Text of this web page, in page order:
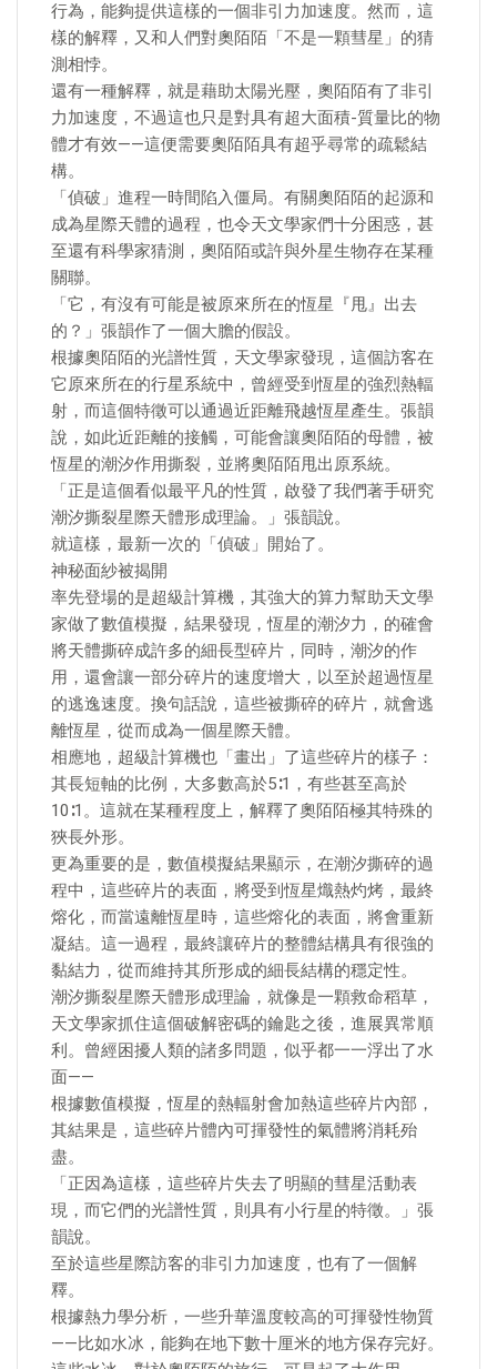
行為，能夠提供這樣的一個非引力加速度。然而，這
樣的解釋，又和人們對奧陌陌「不是一顆彗星」的猜
測相悖。
還有一種解釋，就是藉助太陽光壓，奧陌陌有了非引
力加速度，不過這也只是對具有超大面積-質量比的物
體才有效——這便需要奧陌陌具有超乎尋常的疏鬆結
構。
「偵破」進程一時間陷入僵局。有關奧陌陌的起源和
成為星際天體的過程，也令天文學家們十分困惑，甚
至還有科學家猜測，奧陌陌或許與外星生物存在某種
關聯。
「它，有沒有可能是被原來所在的恆星『甩』出去
的？」張韻作了一個大膽的假設。
根據奧陌陌的光譜性質，天文學家發現，這個訪客在
它原來所在的行星系統中，曾經受到恆星的強烈熱輻
射，而這個特徵可以通過近距離飛越恆星產生。張韻
說，如此近距離的接觸，可能會讓奧陌陌的母體，被
恆星的潮汐作用撕裂，並將奧陌陌甩出原系統。
「正是這個看似最平凡的性質，啟發了我們著手研究
潮汐撕裂星際天體形成理論。」張韻說。
就這樣，最新一次的「偵破」開始了。
神秘面紗被揭開
率先登場的是超級計算機，其強大的算力幫助天文學
家做了數值模擬，結果發現，恆星的潮汐力，的確會
將天體撕碎成許多的細長型碎片，同時，潮汐的作
用，還會讓一部分碎片的速度增大，以至於超過恆星
的逃逸速度。換句話說，這些被撕碎的碎片，就會逃
離恆星，從而成為一個星際天體。
相應地，超級計算機也「畫出」了這些碎片的樣子：
其長短軸的比例，大多數高於5∶1，有些甚至高於
10∶1。這就在某種程度上，解釋了奧陌陌極其特殊的
狹長外形。
更為重要的是，數值模擬結果顯示，在潮汐撕碎的過
程中，這些碎片的表面，將受到恆星熾熱灼烤，最終
熔化，而當遠離恆星時，這些熔化的表面，將會重新
凝結。這一過程，最終讓碎片的整體結構具有很強的
黏結力，從而維持其所形成的細長結構的穩定性。
潮汐撕裂星際天體形成理論，就像是一顆救命稻草，
天文學家抓住這個破解密碼的鑰匙之後，進展異常順
利。曾經困擾人類的諸多問題，似乎都一一浮出了水
面——
根據數值模擬，恆星的熱輻射會加熱這些碎片內部，
其結果是，這些碎片體內可揮發性的氣體將消耗殆
盡。
「正因為這樣，這些碎片失去了明顯的彗星活動表
現，而它們的光譜性質，則具有小行星的特徵。」張
韻說。
至於這些星際訪客的非引力加速度，也有了一個解
釋。
根據熱力學分析，一些升華溫度較高的可揮發性物質
——比如水冰，能夠在地下數十厘米的地方保存完好。